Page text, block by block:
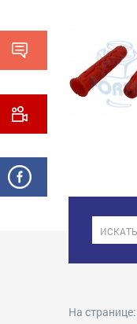
На странице: